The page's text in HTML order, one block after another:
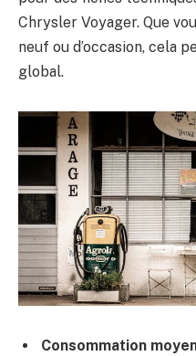
Chrysler Voyager. Que
neuf ou d’occasion, cela
global.
Consommation